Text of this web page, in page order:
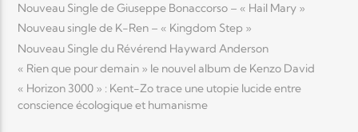
Nouveau Single de Giuseppe Bonaccorso – « Hail Mary »
Nouveau single de K-Ren – « Kingdom Step »
Nouveau Single du Révérend Hayward Anderson
« Rien que pour demain » le nouvel album de Kenzo David
« Horizon 3000 » : Kent-Zo trace une utopie lucide entre
conscience écologique et humanisme